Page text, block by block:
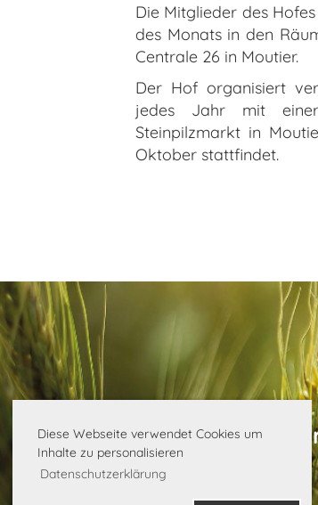
Diese Webseite verwendet Cookies um
Inhalte zu personalisieren
Datenschutzerklärung
Die Mitglieder des
des Monats in den
Centrale 26 in Moutier.
Der Hof organisiert
jedes Jahr mit
Steinpilzmarkt in
Oktober stattfindet.
©